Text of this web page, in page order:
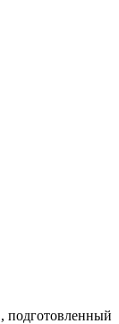
, подготовленный